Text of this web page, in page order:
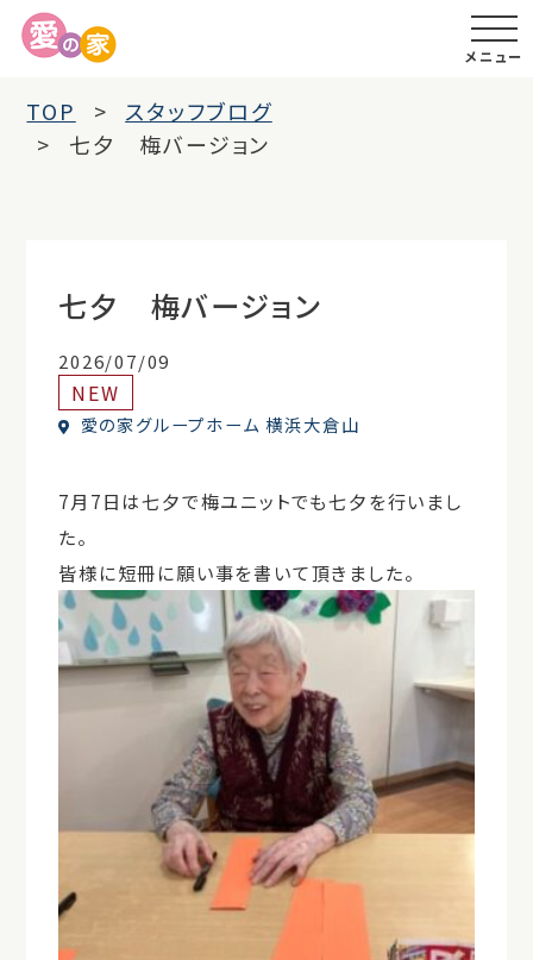
メニュー
TOP
スタッフブログ
七夕 梅バージョン
七夕 梅バージョン
2026/07/09
NEW
愛の家グループホーム 横浜大倉山
7月7日は七夕で梅ユニットでも七夕を行いまし
た。
皆様に短冊に願い事を書いて頂きました。